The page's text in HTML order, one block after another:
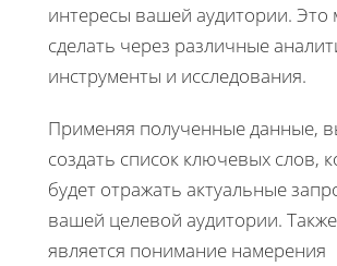
интересы вашей аудитории. Это
сделать через различные
инструменты и исследования.
Применяя полученные данные,
создать список ключевых слов,
будет отражать актуальные
вашей целевой аудитории.
является понимание намерения